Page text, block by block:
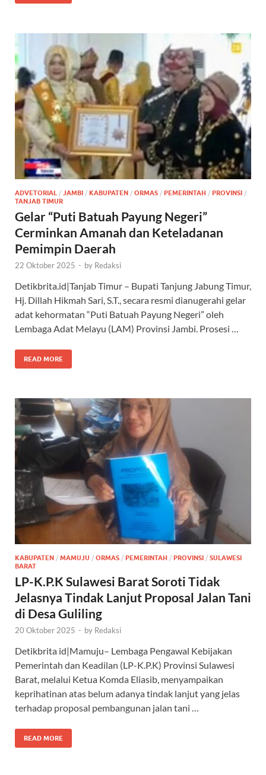
ADVETORIAL / JAMBI / KABUPATEN / ORMAS / PEMERINTAH / PROVINSI /
TANJAB TIMUR
Gelar “Puti Batuah Payung Negeri”
Cerminkan Amanah dan Keteladanan
Pemimpin Daerah
22 Oktober 2025 - by Redaksi
Detikbrita.id|Tanjab Timur – Bupati Tanjung Jabung Timur,
Hj. Dillah Hikmah Sari, S.T., secara resmi dianugerahi gelar
adat kehormatan “Puti Batuah Payung Negeri” oleh
Lembaga Adat Melayu (LAM) Provinsi Jambi. Prosesi …
READ MORE
KABUPATEN / MAMUJU / ORMAS / PEMERINTAH / PROVINSI / SULAWESI
BARAT
LP-K.P.K Sulawesi Barat Soroti Tidak
Jelasnya Tindak Lanjut Proposal Jalan Tani
di Desa Guliling
20 Oktober 2025 - by Redaksi
Detikbrita id|Mamuju– Lembaga Pengawal Kebijakan
Pemerintah dan Keadilan (LP-K.P.K) Provinsi Sulawesi
Barat, melalui Ketua Komda Eliasib, menyampaikan
keprihatinan atas belum adanya tindak lanjut yang jelas
terhadap proposal pembangunan jalan tani …
READ MORE